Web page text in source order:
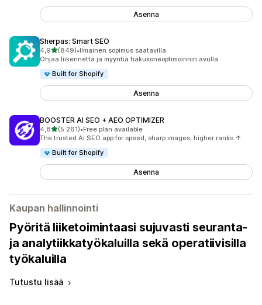
Asenna
Sherpas: Smart SEO
4,9/ 5 tähteä
(849)
849 arvostelua yhteensä
•Ilmainen sopimus saatavilla
Ohjaa liikennettä ja myyntiä hakukoneoptimoinnin avulla.
Built for Shopify
Asenna
BOOSTER AI SEO + AEO OPTIMIZER
4,8/ 5 tähteä
(5 261)
5261 arvostelua yhteensä
•Free plan available
The trusted AI SEO app for speed, sharp images, higher ranks ↑
Built for Shopify
Asenna
Kaupan hallinnointi
Pyöritä liiketoimintaasi sujuvasti seuranta-
ja analytiikkatyökaluilla sekä operatiivisilla
työkaluilla
Tutustu lisää